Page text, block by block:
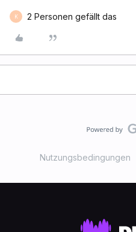
K 2 Personen gefällt das
Nutzungsbedingungen